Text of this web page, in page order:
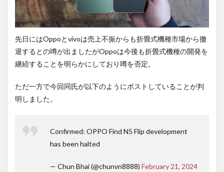
要の
オン
ライ
ョッ
プが
おす
す
先日にはOppoとvivoは売上不振からも折畳式機種市場から撤
退するとの噂が出ましたがOppoは今後も折畳式機種の開発を
継続することを明らかにしており噂を否定。
ただ一方で今回同氏が以下のようにポストしていることが判
明しました。
Confirmed: OPPO Find N5 Flip development
has been halted
— Chun Bhai (@chunvn8888) February 21, 2024